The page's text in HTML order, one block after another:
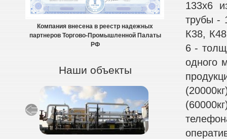
Компания внесена в реестр надежных
партнеров Торгово-Промышленной Палаты
РФ
Наши объекты
133х6
трубы -
К38,
6 -
одного